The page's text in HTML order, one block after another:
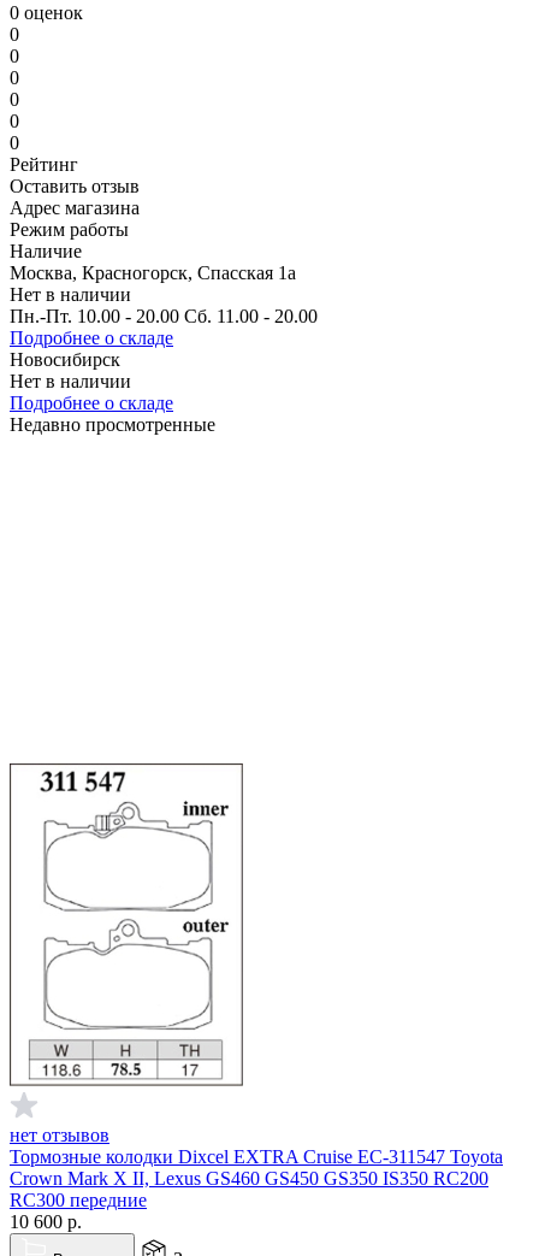
0 оценок
0
0
0
0
0
0
Рейтинг
Оставить отзыв
Адрес магазина
Режим работы
Наличие
Москва, Красногорск, Спасская 1а
Нет в наличии
Пн.-Пт. 10.00 - 20.00 Сб. 11.00 - 20.00
Подробнее о складе
Новосибирск
Нет в наличии
Подробнее о складе
Недавно просмотренные
нет отзывов
Тормозные колодки Dixcel EXTRA Cruise EC-311547 Toyota
Crown Mark X II, Lexus GS460 GS450 GS350 IS350 RC200
RC300 передние
10 600 р.